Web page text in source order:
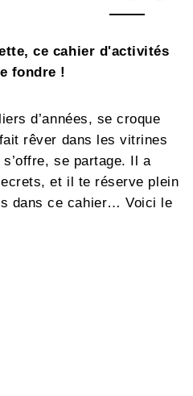
ce cahier d'activités
fondre !
d’années, se croque
rêver dans les vitrines
se partage. Il a
et il te réserve plein
dans ce cahier… Voici le